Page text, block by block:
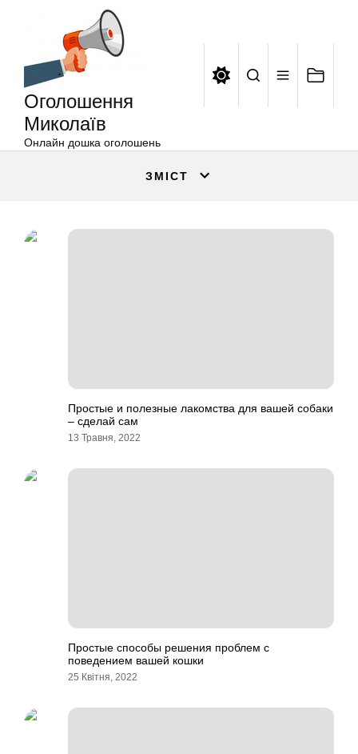
Оголошення
Миколаїв
Онлайн дошка оголошень
ЗМІСТ
Простые и полезные лакомства для вашей собаки
– сделай сам
13 Травня, 2022
Простые способы решения проблем с
поведением вашей кошки
25 Квітня, 2022